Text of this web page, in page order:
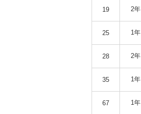
19 2年
25 1年
28 2年
35 1年
67 1年